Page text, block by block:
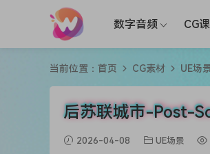
数字音频 CG
当前位置： 首页 CG素材 UE场
后苏联城市-Post-
2026-04-08 UE场景